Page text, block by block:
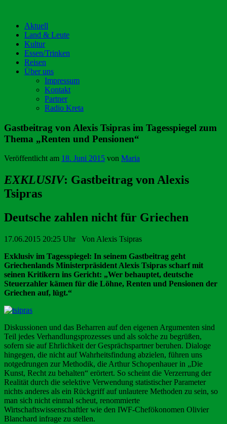
Aktuell
Land & Leute
Kultur
Essen/Trinken
Reisen
Über uns
Impressum
Kontakt
Partner
Radio Kreta
Gastbeitrag von Alexis Tsipras im Tagesspiegel zum
Thema „Renten und Pensionen“
Veröffentlicht am 18. Juni 2015 von Maria
EXKLUSIV: Gastbeitrag von Alexis
Tsipras
Deutsche zahlen nicht für Griechen
17.06.2015 20:25 Uhr Von Alexis Tsipras
Exklusiv im Tagesspiegel: In seinem Gastbeitrag geht
Griechenlands Ministerpräsident Alexis Tsipras scharf mit
seinen Kritikern ins Gericht: „Wer behauptet, deutsche
Steuerzahler kämen für die Löhne, Renten und Pensionen der
Griechen auf, lügt.“
Diskussionen und das Beharren auf den eigenen Argumenten sind
Teil jedes Verhandlungsprozesses und als solche zu begrüßen,
sofern sie auf Ehrlichkeit der Gesprächspartner beruhen. Dialoge
hingegen, die nicht auf Wahrheitsfindung abzielen, führen uns
notgedrungen zur Methodik, die Arthur Schopenhauer in „Die
Kunst, Recht zu behalten“ erörtert. So scheint die Verzerrung der
Realität durch die selektive Verwendung statistischer Parameter
nichts anderes als ein Rückgriff auf unlautere Methoden zu sein, so
man sich nicht einmal scheut, renommierte
Wirtschaftswissenschaftler wie den IWF-Chefökonomen Olivier
Blanchard infrage zu stellen.